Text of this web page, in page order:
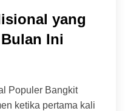
yang
Ini
Populer Bangkit
ketika pertama kali